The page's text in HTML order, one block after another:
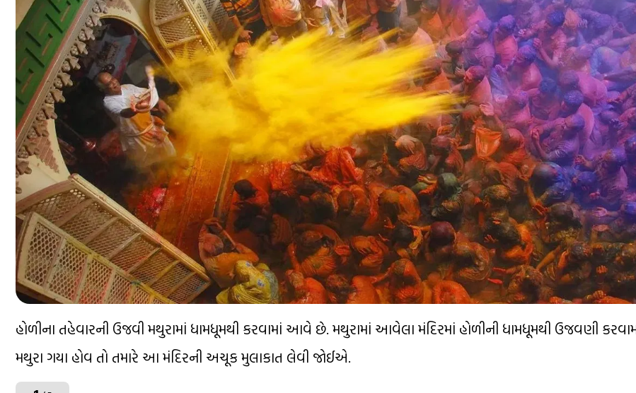
હોળીના તહેવારની ઉજવી મથુરામાં ધામધૂમથી કરવામાં આવે છે. મથુરામાં આવેલા મંદિરમાં હોળીની ધામધૂમથી ઉજવણી
મથુરા ગયા હોવ તો તમારે આ મંદિરની અચૂક મુલાકાત લેવી જોઈએ.